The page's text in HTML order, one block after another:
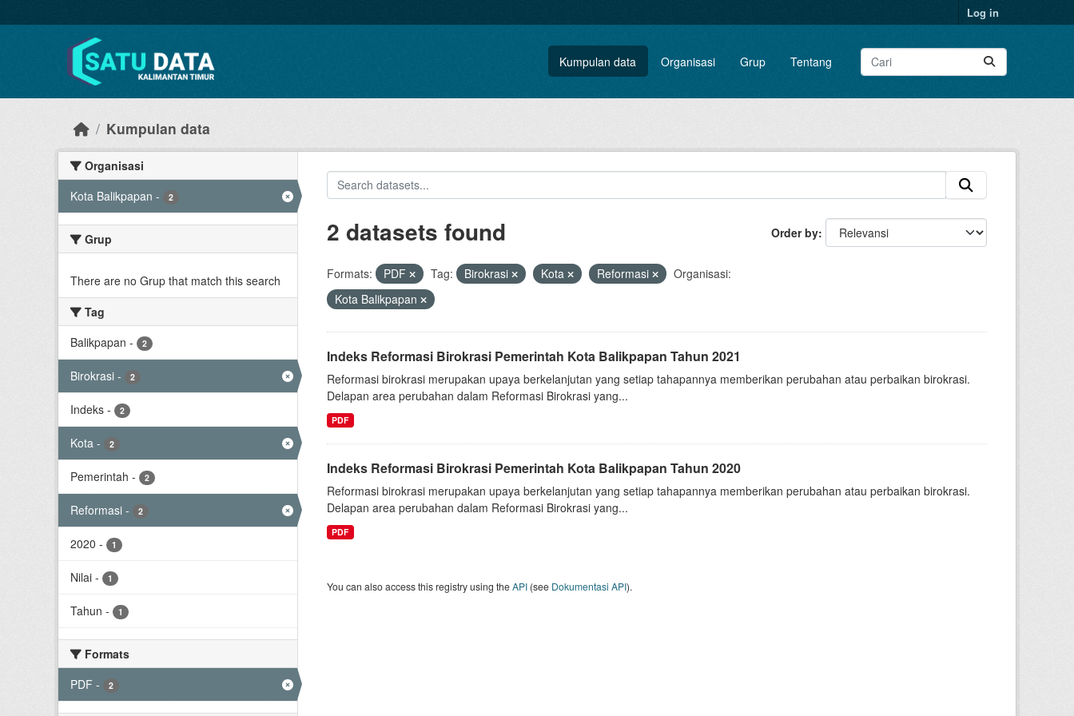
Log in
Kumpulan data Organisasi Grup Tentang
Kumpulan data
Organisasi
Kota Balikpapan - 2
Grup
There are no Grup that match this search
Tag
Balikpapan - 2
Birokrasi - 2
Indeks - 2
Kota - 2
Pemerintah - 2
Reformasi - 2
2020 - 1
Nilai - 1
Tahun - 1
Formats
PDF - 2
Order by
2 datasets found
Formats: PDF Tag: Birokrasi Kota Reformasi
Organisasi:
Kota Balikpapan
Indeks Reformasi Birokrasi Pemerintah Kota Balikpapan Tahun 2021
Reformasi birokrasi merupakan upaya berkelanjutan yang setiap tahapannya memberikan perubahan atau perbaikan birokrasi.
Delapan area perubahan dalam Reformasi Birokrasi yang...
PDF
Indeks Reformasi Birokrasi Pemerintah Kota Balikpapan Tahun 2020
Reformasi birokrasi merupakan upaya berkelanjutan yang setiap tahapannya memberikan perubahan atau perbaikan birokrasi.
Delapan area perubahan dalam Reformasi Birokrasi yang...
PDF
You can also access this registry using theAPI(see Dokumentasi API).